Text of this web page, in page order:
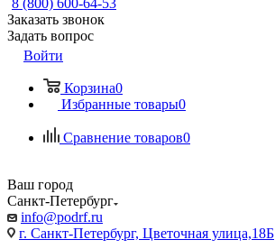
Заказать звонок
Задать вопрос
Войти
Корзина0
Избранные товары0
Сравнение товаров0
Ваш город
Санкт-Петербург
info@podrf.ru
г. Санкт-Петербург, Цветочная улица,18Б